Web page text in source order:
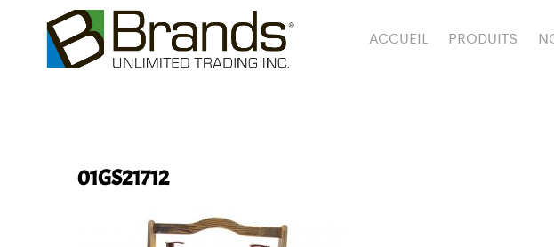
ACCUEIL PRODUITS
01GS21712